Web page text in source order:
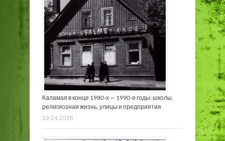
Каламая в конце 1980-х — 1990-е годы: школы,
религиозная жизнь, улицы и предприятия
29.04.2026